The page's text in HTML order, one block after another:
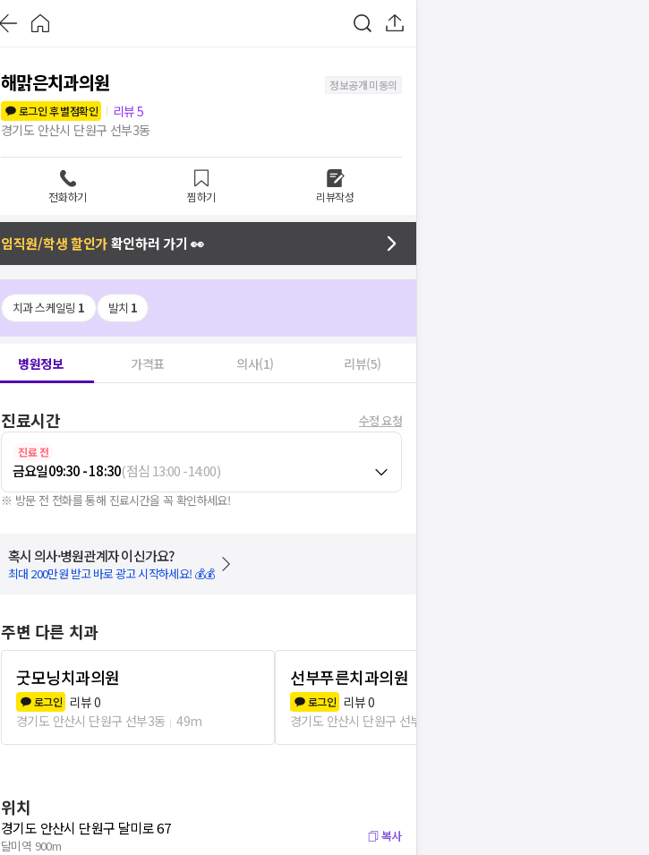
해맑은치과의원
정보공개 미동의
로그인 후 별점확인
리뷰5
경기도 안산시 단원구 선부3동
전화하기 찜하기 리뷰작성
임직원/학생 할인가확인하러 가기 👀
치과 스케일링 1 발치 1
병원정보 가격표 의사(1) 리뷰(5)
진료시간 수정 요청
진료 전
금요일09:30 - 18:30(점심 13:00-14:00)
※ 방문 전 전화를 통해 진료시간을 꼭 확인하세요!
혹시 의사·병원관계자 이신가요?
최대 200만원 받고 바로 광고 시작하세요! 💰💰
주변 다른 치과
굿모닝치과의원
로그인 리뷰0
경기도 안산시 단원구 선부3동
49m
선부푸른치과의원
로그인 리뷰0
경기도 안산시 단원구 선부3동
위치
경기도 안산시 단원구 달미로 67
달미역 900m
복사